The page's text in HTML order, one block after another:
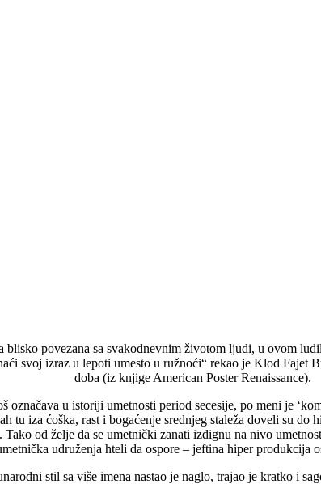
povezana sa svakodnevnim životom ljudi, u ovom
svoj izraz u lepoti umesto u ružnoći“ rekao je Klod Fajet
doba (iz knjige American Poster Renaissance).
u istoriji umetnosti period secesije, po meni je
tu iza ćoška, rast i bogaćenje srednjeg staleža doveli su
od želje da se umetnički zanati izdignu na nivo
udruženja hteli da ospore – jeftina hiper produkcija
stil sa više imena nastao je naglo, trajao je kratko i